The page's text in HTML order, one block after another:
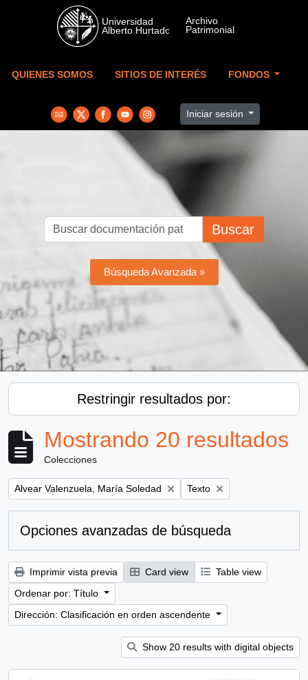
Skip to main content
QUIENES SOMOS SITIOS DE INTERÉS FONDOS
Iniciar sesión
Buscar
Búsqueda Avanzada »
Restringir resultados por:
Mostrando 20 resultados
Colecciones
Remove filter:
Alvear Valenzuela, María Soledad Remove filter:
Texto
Opciones avanzadas de búsqueda
Imprimir vista previa Card view
Table view
Ordenar por: Título
Dirección: Clasificación en orden ascendente
Show 20 results with digital objects